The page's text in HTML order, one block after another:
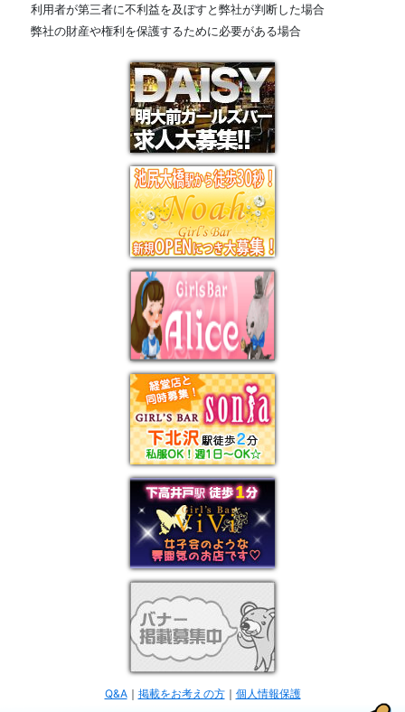
利用者が第三者に不利益を及ぼすと弊社が判断した場合
弊社の財産や権利を保護するために必要がある場合
Q&A｜ 掲載をお考えの方｜ 個人情報保護